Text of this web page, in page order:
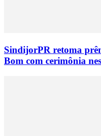
SindijorPR retoma
Bom com cerimônia